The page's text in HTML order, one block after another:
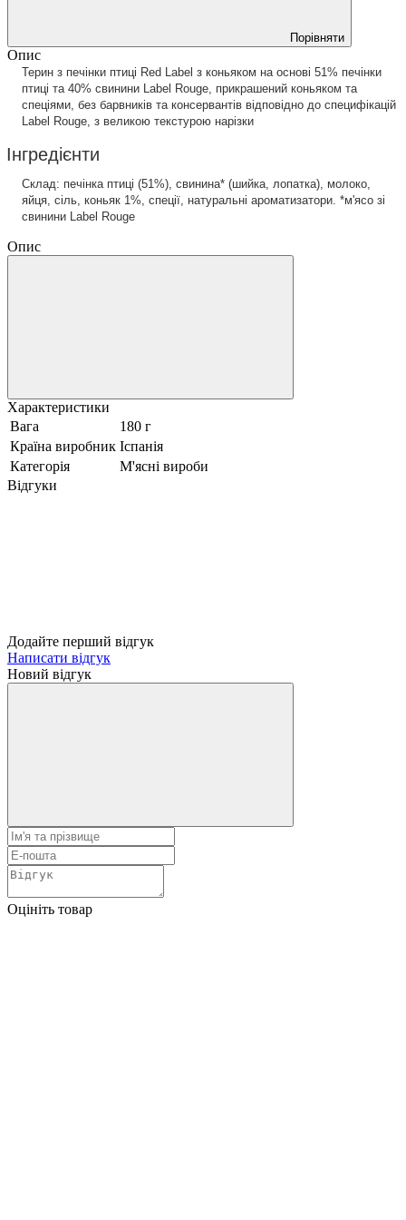
Порівняти
Опис
Терин з печінки птиці Red Label з коньяком на основі 51% печінки
птиці та 40% свинини Label Rouge, прикрашений коньяком та
спеціями, без барвників та консервантів відповідно до специфікацій
Label Rouge, з великою текстурою нарізки
Інгредієнти
Склад: печінка птиці (51%), свинина* (шийка, лопатка), молоко,
яйця, сіль, коньяк 1%, спеції, натуральні ароматизатори. *м'ясо зі
свинини Label Rouge
Опис
Характеристики
Вага
180 г
Країна виробник Іспанія
Категорія
М'ясні вироби
Відгуки
Додайте перший відгук
Написати відгук
Новий відгук
Оцініть товар